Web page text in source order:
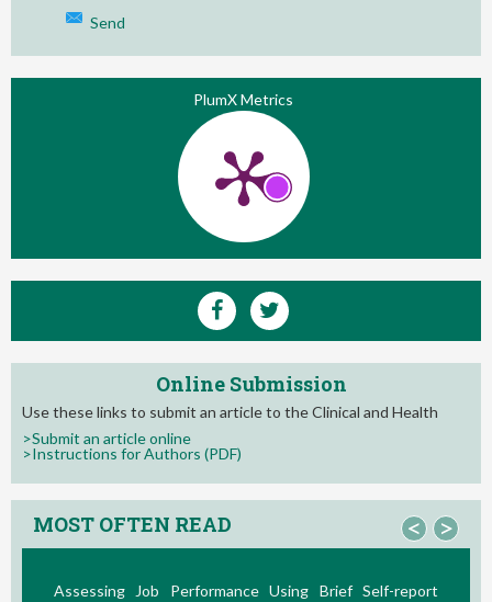
Send
PlumX Metrics
Online Submission
Use these links to submit an article to the Clinical and Health
>Submit an article online
>Instructions for Authors (PDF)
MOST OFTEN READ < >
Using Brief Self-report
La Teoría de las Demandas y